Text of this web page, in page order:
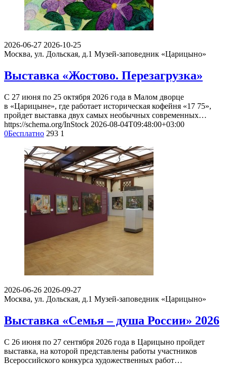
2026-06-27 2026-10-25
Москва, ул. Дольская, д.1 Музей-заповедник «Царицыно»
Выставка «Жостово. Перезагрузка»
С 27 июня по 25 октября 2026 года в Малом дворце
в «Царицыне», где работает историческая кофейня «17 75»,
пройдет выставка двух самых необычных современных…
https://schema.org/InStock 2026-08-04T09:48:00+03:00
0Бесплатно 293 1
2026-06-26 2026-09-27
Москва, ул. Дольская, д.1 Музей-заповедник «Царицыно»
Выставка «Семья – душа России» 2026
С 26 июня по 27 сентября 2026 года в Царицыно пройдет
выставка, на которой представлены работы участников
Всероссийского конкурса художественных работ…